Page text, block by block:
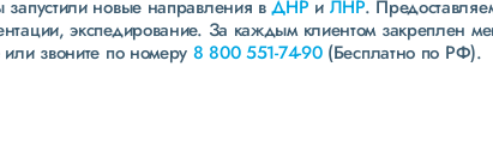
новые направления вДНР и ЛНР.
экспедирование. За каждым клиентом закреплен
звоните по номеру 8 800 551-74-90(Бесплатно по РФ).